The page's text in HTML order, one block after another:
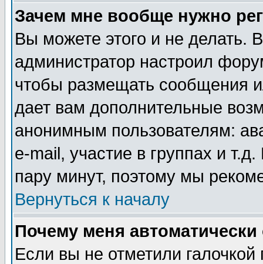
Зачем мне вообще нужно
Вы можете этого и не делать.
администратор настроил
чтобы размещать сообщения
дает вам дополнительные
анонимным пользователям:
e-mail, участие в группах и
пару минут, поэтому мы
Вернуться к началу
Почему меня автоматически
Если вы не отметили галочкой